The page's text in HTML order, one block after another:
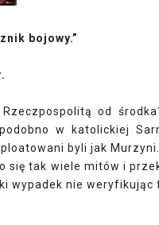
bojowy.”
od
w katolickiej
byli jak Murzyni…
się tak wiele mitów i
wypadek nie weryfikując